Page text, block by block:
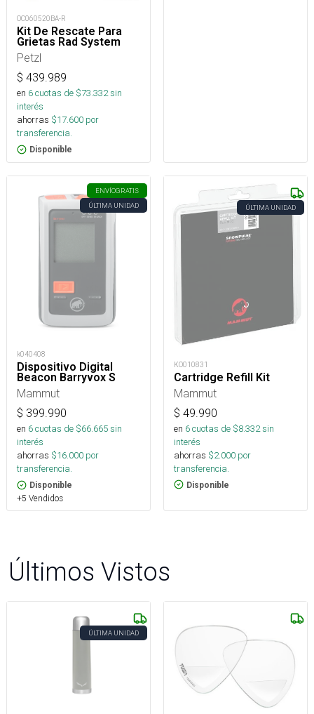
OC060520BA-R
Kit De Rescate Para
Grietas Rad System
Petzl
$ 439.989
en 6cuotas de $73.332sin
interés
ahorras $17.600 por
transferencia.
Disponible
ENVÍOGRATIS
ÚLTIMA UNIDAD
k040408
Dispositivo Digital
Beacon Barryvox S
Mammut
$ 399.990
en 6cuotas de $66.665sin
interés
ahorras $16.000 por
transferencia.
Disponible
+5 Vendidos
ÚLTIMA UNIDAD
KO010831
Cartridge Refill Kit
Mammut
$ 49.990
en 6cuotas de $8.332sin
interés
ahorras $2.000 por
transferencia.
Disponible
Últimos Vistos
ÚLTIMA UNIDAD